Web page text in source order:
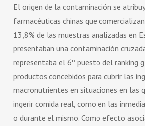
El origen de la contaminación se
farmacéuticas chinas que
13,8% de las muestras analizadas en
presentaban una contaminación
representaba el 6º puesto del ranking
productos concebidos para cubrir las
macronutrientes en situaciones en las
ingerir comida real, como en las
o durante el mismo. Como efecto